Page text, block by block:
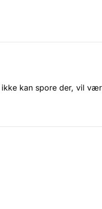
kan spore der, vil